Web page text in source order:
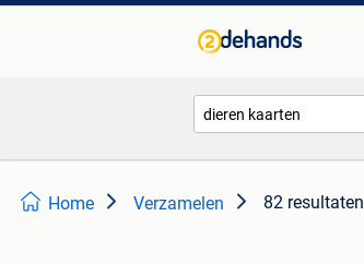
Home Verzamelen 82 resultaten